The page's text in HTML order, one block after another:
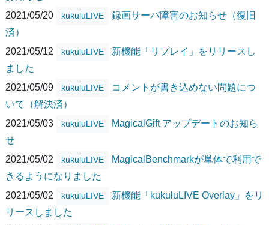
2021/05/20
kukuluLIVE
録画サーバ障害のお知らせ（復旧
済）
2021/05/12
kukuluLIVE
新機能「リプレイ」をリリースし
ました
2021/05/09
kukuluLIVE
コメントが書き込めない問題につ
いて（解決済）
2021/05/03
kukuluLIVE
MagicalGift アップデートのお知ら
せ
2021/05/02
kukuluLIVE
MagicalBenchmarkが単体で利用で
きるようになりました
2021/05/02
kukuluLIVE
新機能「kukuluLIVE Overlay」をリ
リースしました